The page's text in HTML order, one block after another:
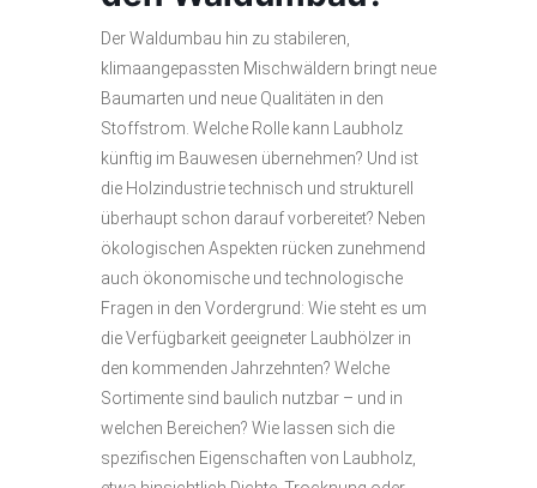
Der Waldumbau hin zu stabileren,
klimaangepassten Mischwäldern bringt neue
Baumarten und neue Qualitäten in den
Stoffstrom. Welche Rolle kann Laubholz
künftig im Bauwesen übernehmen? Und ist
die Holzindustrie technisch und strukturell
überhaupt schon darauf vorbereitet? Neben
ökologischen Aspekten rücken zunehmend
auch ökonomische und technologische
Fragen in den Vordergrund: Wie steht es um
die Verfügbarkeit geeigneter Laubhölzer in
den kommenden Jahrzehnten? Welche
Sortimente sind baulich nutzbar – und in
welchen Bereichen? Wie lassen sich die
spezifischen Eigenschaften von Laubholz,